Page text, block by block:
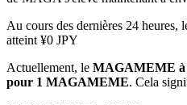
Contrats à terme sur crypto-
TradFi
Produits dérivés sur actions,
Au cours des dernières 24
atteint ¥0 JPY
Actuellement, le MAGAMEME à
pour 1 MAGAMEME. Cela